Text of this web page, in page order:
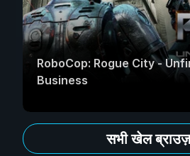
RoboCop: Rogue City -
Business
सभी खेल